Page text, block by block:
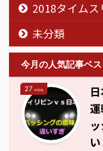
2018タイムス
未分類
今月の人気記事ベス
27 view
い